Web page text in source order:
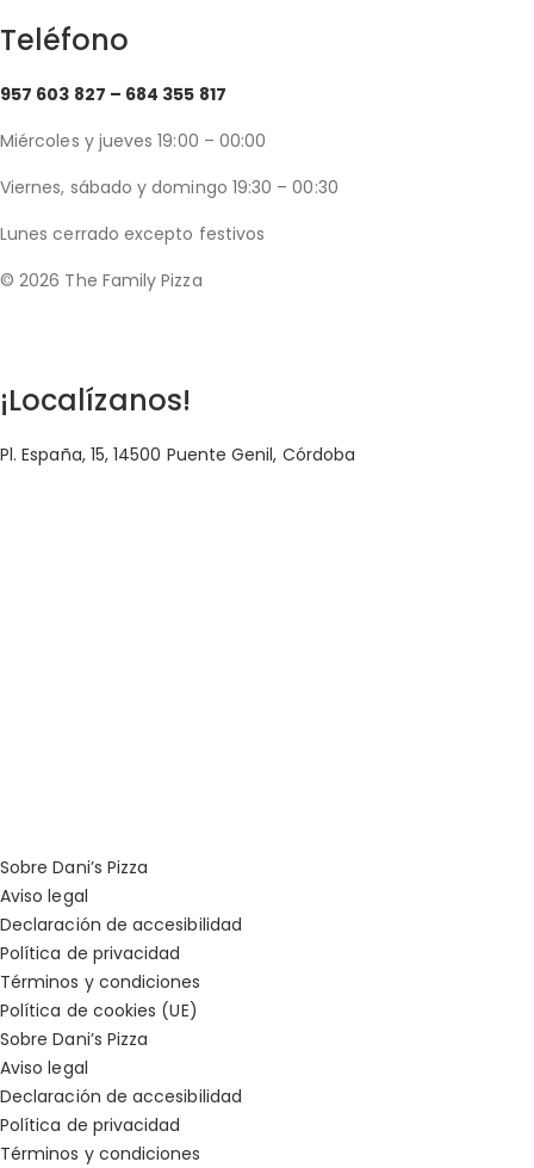
Teléfono
957 603 827 – 684 355 817
Miércoles y jueves 19:00 – 00:00
Viernes, sábado y domingo 19:30 – 00:30
Lunes cerrado excepto festivos
© 2026 The Family Pizza
¡Localízanos!
Pl. España, 15, 14500 Puente Genil, Córdoba
Sobre Dani’s Pizza
Aviso legal
Declaración de accesibilidad
Política de privacidad
Términos y condiciones
Política de cookies (UE)
Sobre Dani’s Pizza
Aviso legal
Declaración de accesibilidad
Política de privacidad
Términos y condiciones